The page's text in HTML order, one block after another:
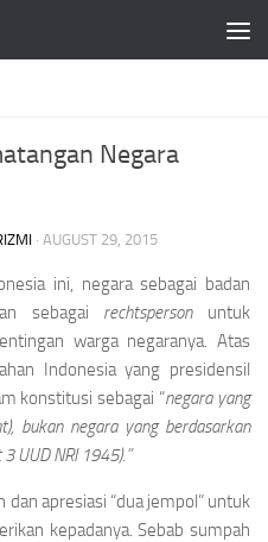
Negara
· AUGUST 29, 2015
ini, negara sebagai badan
sebagai rechtspersonuntuk
warga negaranya. Atas
Indonesia yang presidensil
konstitusi sebagai “negara yang
bukan negara yang berdasarkan
UUD NRI 1945).”
dan apresiasi “dua jempol” untuk
kepadanya. Sebab sumpah